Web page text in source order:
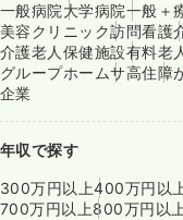
一般病院大学病院一般＋
美容クリニック訪問看護
介護老人保健施設有料老
グループホームサ高住障
企業
年収で探す
300万円以上400万円以
700万円以上800万円以